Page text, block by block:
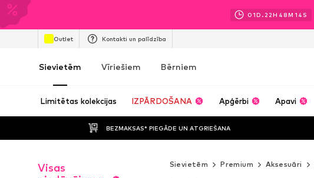
01D. 22H 48M 12 S
Outlet Kontakti un palīdzība
Sievietēm Vīriešiem Bērniem
Limitētas kolekcijas IZPĀRDOŠANA Apģērbi Apavi
BEZMAKSAS* PIEGĀDE UN ATGRIEŠANA
Visas
Sievietēm Premium Aksesuāri